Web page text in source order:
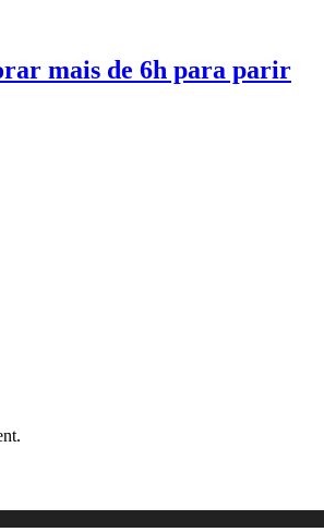
mais de 6h para parir